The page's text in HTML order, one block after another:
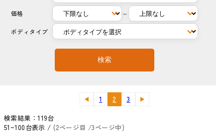
価格 ～
ボディタイプ
検索
1 2 3
検索結果：119台
51~100台表示 /(2ページ目 /3ページ中)